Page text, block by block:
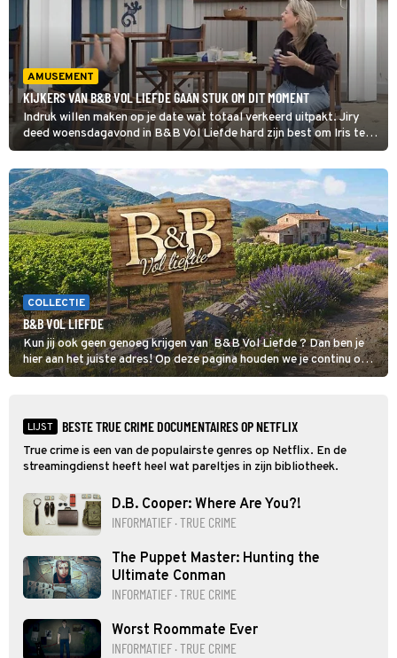
AMUSEMENT
KIJKERS VAN B&B VOL LIEFDE GAAN STUK OM DIT MOMENT
Indruk willen maken op je date wat totaal verkeerd uitpakt. Jiry
deed woensdagavond in B&B Vol Liefde hard zijn best om Iris te
veroveren en was druk in gesprek over de betekenissen van zijn
tatoeages.
COLLECTIE
B&B VOL LIEFDE
Kun jij ook geen genoeg krijgen van B&B Vol Liefde ? Dan ben je
hier aan het juiste adres! Op deze pagina houden we je continu op
de hoogte van al het nieuws over de datingshow.
LIJST BESTE TRUE CRIME DOCUMENTAIRES OP NETFLIX
True crime is een van de populairste genres op Netflix. En de
streamingdienst heeft heel wat pareltjes in zijn bibliotheek.
D.B. Cooper: Where Are You?!
INFORMATIEF · TRUE CRIME
The Puppet Master: Hunting the
Ultimate Conman
INFORMATIEF · TRUE CRIME
Worst Roommate Ever
INFORMATIEF · TRUE CRIME